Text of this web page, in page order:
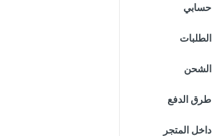
حسابي
الطلبات
الشحن
طرق الدفع
داخل المتجر